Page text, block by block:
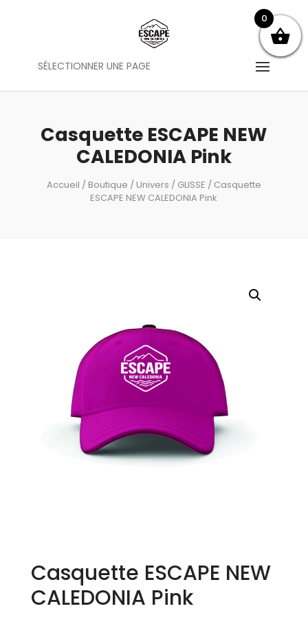
SÉLECTIONNER UNE PAGE
Casquette ESCAPE NEW
CALEDONIA Pink
Accueil / Boutique / Univers / GLISSE / Casquette
ESCAPE NEW CALEDONIA Pink
Casquette ESCAPE NEW
CALEDONIA Pink
0